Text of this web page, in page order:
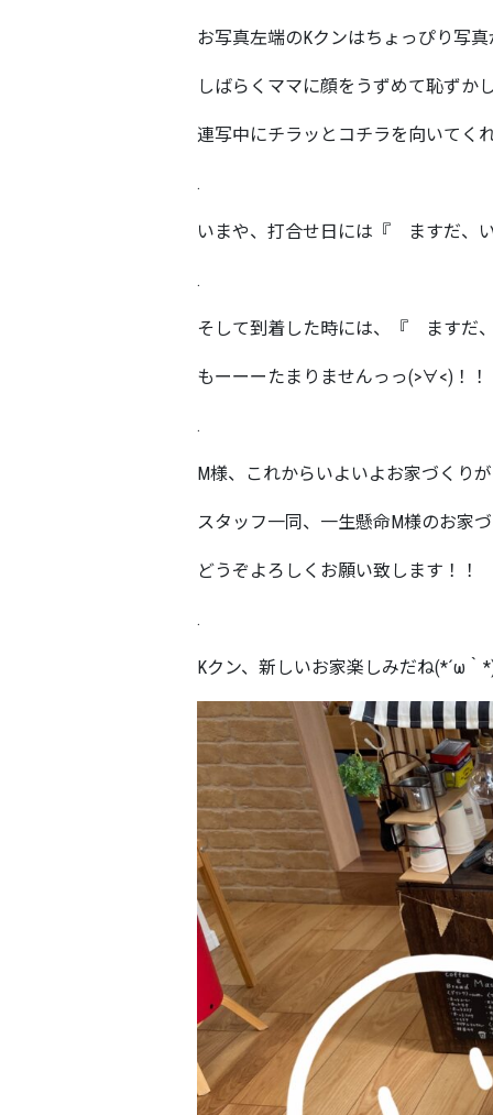
お写真左端のKクンはちょっぴり写
しばらくママに顔をうずめて恥ずか
連写中にチラッとコチラを向いてく
.
いまや、打合せ日には『 ますだ、
.
そして到着した時には、『 ますだ
もーーーたまりませんっっ(>∀<)！
.
M様、これからいよいよお家づくり
スタッフ一同、一生懸命M様のお家
どうぞよろしくお願い致します！！
.
Kクン、新しいお家楽しみだね(*´ω